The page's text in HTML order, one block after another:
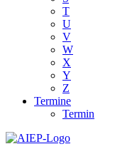
T
U
V
W
X
Y
Z
Termine
Termin